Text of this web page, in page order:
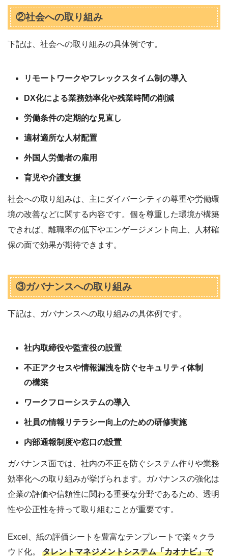
②社会への取り組み
下記は、社会への取り組みの具体例です。
リモートワークやフレックスタイム制の導入
DX化による業務効率化や残業時間の削減
労働条件の定期的な見直し
適材適所な人材配置
外国人労働者の雇用
育児や介護支援
社会への取り組みは、主にダイバーシティの尊重や労働環
境の改善などに関する内容です。個を尊重した環境が構築
できれば、離職率の低下やエンゲージメント向上、人材確
保の面で効果が期待できます。
③ガバナンスへの取り組み
下記は、ガバナンスへの取り組みの具体例です。
社内取締役や監査役の設置
不正アクセスや情報漏洩を防ぐセキュリティ体制
の構築
ワークフローシステムの導入
社員の情報リテラシー向上のための研修実施
内部通報制度や窓口の設置
ガバナンス面では、社内の不正を防ぐシステム作りや業務
効率化への取り組みが挙げられます。ガバナンスの強化は
企業の評価や信頼性に関わる重要な分野であるため、透明
性や公正性を持って取り組むことが重要です。
Excel、紙の評価シートを豊富なテンプレートで楽々クラ
ウド化。 タレントマネジメントシステム「カオナビ」で